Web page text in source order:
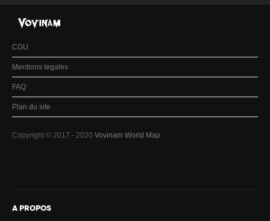
CGU
Mentions légales
FAQ
Plan du site
Copyright © 2017 - 2020 Vovinam World Map
A PROPOS